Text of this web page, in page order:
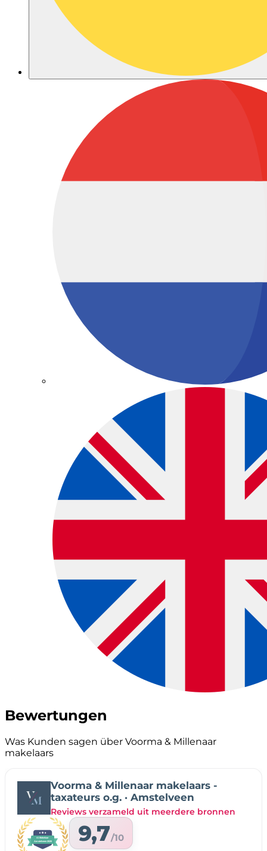
Bewertungen
Was Kunden sagen über Voorma & Millenaar
makelaars